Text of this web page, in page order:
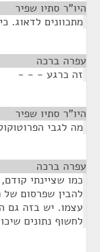
היו"ר סתיו שפיר
מתכוונים לדאוג.
עפרה ברכה
זה כרגע - - -
היו"ר סתיו שפיר
מה לגבי
עפרה ברכה
כמו שציינתי
להבין שפרסום של
עצמו. יש בזה גם
לחשוף נתונים